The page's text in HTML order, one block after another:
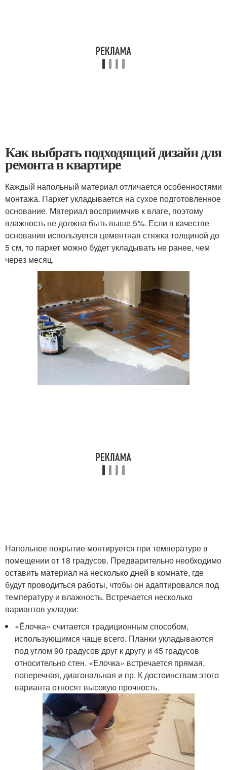
Как выбрать подходящий дизайн для
ремонта в квартире
Каждый напольный материал отличается особенностями
монтажа. Паркет укладывается на сухое подготовленное
основание. Материал восприимчив к влаге, поэтому
влажность не должна быть выше 5%. Если в качестве
основания используется цементная стяжка толщиной до
5 см, то паркет можно будет укладывать не ранее, чем
через месяц.
Напольное покрытие монтируется при температуре в
помещении от 18 градусов. Предварительно необходимо
оставить материал на несколько дней в комнате, где
будут проводиться работы, чтобы он адаптировался под
температуру и влажность. Встречается несколько
вариантов укладки:
«Ёлочка» считается традиционным способом,
использующимся чаще всего. Планки укладываются
под углом 90 градусов друг к другу и 45 градусов
относительно стен. «Елочка» встречается прямая,
поперечная, диагональная и пр. К достоинствам этого
варианта относят высокую прочность.